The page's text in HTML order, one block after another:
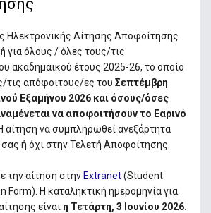
Ηλεκτρονικής Αίτησης Αποφοίτησης
για όλους / όλες τους/τις
ακαδημαϊκού έτους 2025-26, το οποίο
τις απόφοιτους/ες του Σεπτέμβρη
Εξαμήνου 2026 και όσους/όσες
να αποφοιτήσουν το Εαρινό
Η αίτηση να συμπληρωθεί ανεξάρτητα
ή όχι στην Τελετή Αποφοίτησης.
την αίτηση στην Extranet(Student
Form). H καταληκτική ημερομηνία για
ς είναι η Τετάρτη, 3 Ιουνίου 2026.